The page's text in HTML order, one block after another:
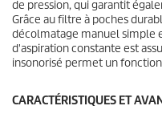
de pression, qui garantit
Grâce au filtre à poches
décolmatage manuel simple
d'aspiration constante est
insonorisé permet un
CARACTÉRISTIQUES ET